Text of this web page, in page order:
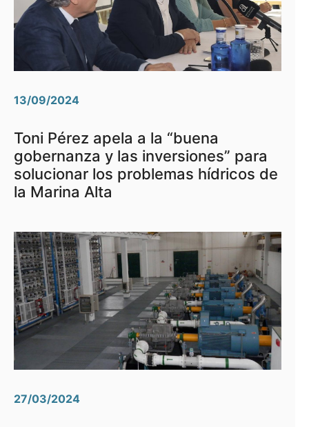
13/09/2024
Toni Pérez apela a la “buena
gobernanza y las inversiones” para
solucionar los problemas hídricos de
la Marina Alta
27/03/2024